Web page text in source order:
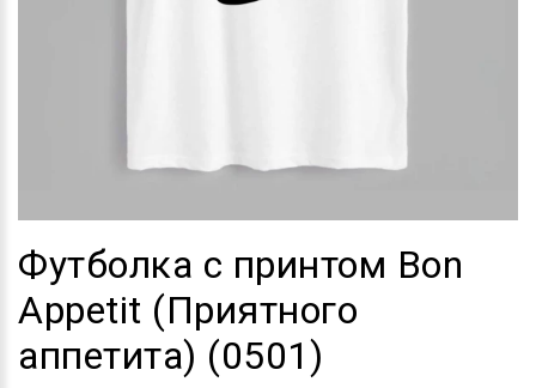
Футболка с принтом Bon
Appetit (Приятного
аппетита) (0501)